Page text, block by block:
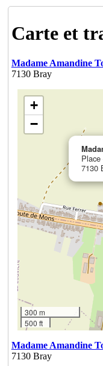
Carte et
Madame Amandine
7130 Bray
7130
+
−
300 m
500 ft
Madame Amandine
7130 Bray